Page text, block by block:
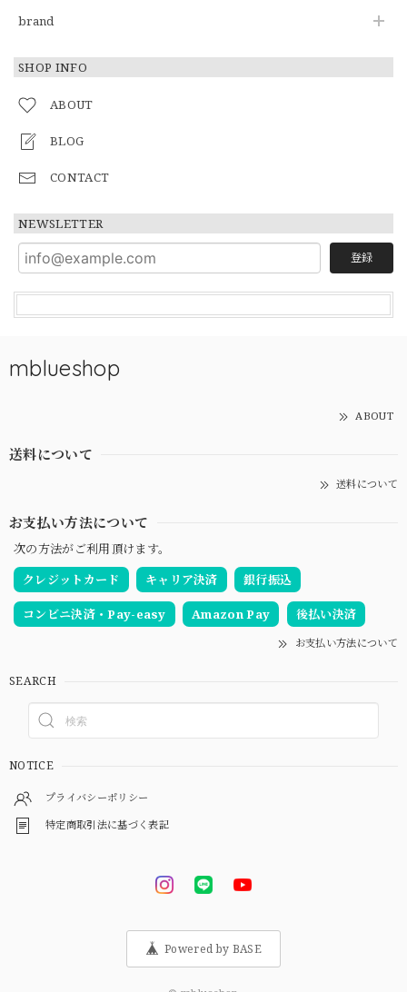
brand
SHOP INFO
ABOUT
BLOG
CONTACT
NEWSLETTER
登録
mblueshop
ABOUT
送料について
送料について
お支払い方法について
次の方法がご利用頂けます。
クレジットカード
キャリア決済 銀行振込
コンビニ決済・Pay-easy Amazon Pay 後払い決済
お支払い方法について
SEARCH
NOTICE
プライバシーポリシー
特定商取引法に基づく表記
Powered by BASE